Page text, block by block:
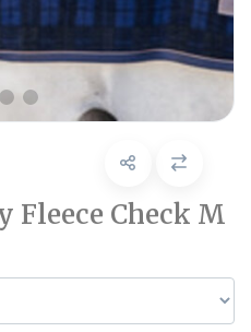
Fleece Check M